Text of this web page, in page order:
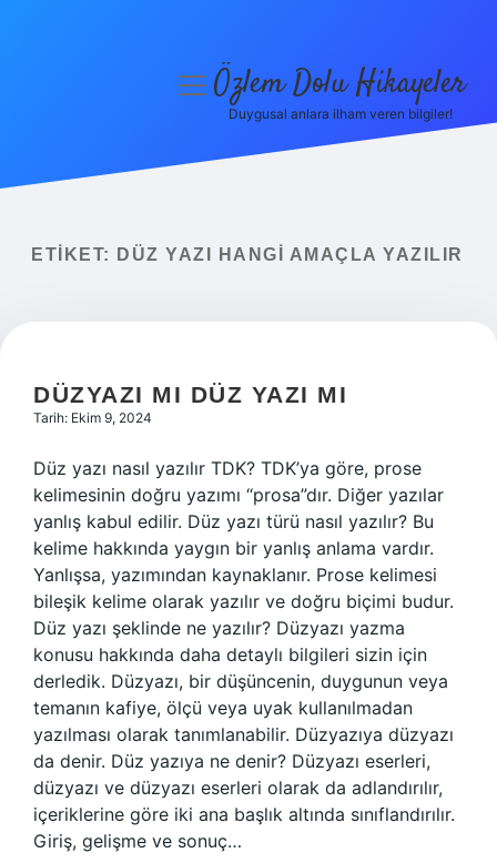
Yasal Uyarı
menüyüÖzlem Dolu Hikayeler
Duygusal anlara ilham veren bilgiler!
ETIKET: DÜZ YAZI HANGI AMAÇLA YAZILIR
DÜZYAZI MI DÜZ YAZI MI
Tarih: Ekim 9, 2024
Düz yazı nasıl yazılır TDK? TDK’ya göre, prose
kelimesinin doğru yazımı “prosa”dır. Diğer yazılar
yanlış kabul edilir. Düz yazı türü nasıl yazılır? Bu
kelime hakkında yaygın bir yanlış anlama vardır.
Yanlışsa, yazımından kaynaklanır. Prose kelimesi
bileşik kelime olarak yazılır ve doğru biçimi budur.
Düz yazı şeklinde ne yazılır? Düzyazı yazma
konusu hakkında daha detaylı bilgileri sizin için
derledik. Düzyazı, bir düşüncenin, duygunun veya
temanın kafiye, ölçü veya uyak kullanılmadan
yazılması olarak tanımlanabilir. Düzyazıya düzyazı
da denir. Düz yazıya ne denir? Düzyazı eserleri,
düzyazı ve düzyazı eserleri olarak da adlandırılır,
içeriklerine göre iki ana başlık altında sınıflandırılır.
Giriş, gelişme ve sonuç…